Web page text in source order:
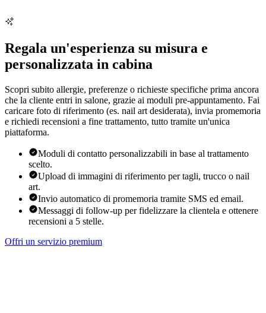
Regala un'esperienza su misura e
personalizzata in cabina
Scopri subito allergie, preferenze o richieste specifiche prima ancora
che la cliente entri in salone, grazie ai moduli pre-appuntamento. Fai
caricare foto di riferimento (es. nail art desiderata), invia promemoria
e richiedi recensioni a fine trattamento, tutto tramite un'unica
piattaforma.
Moduli di contatto personalizzabili in base al trattamento
scelto.
Upload di immagini di riferimento per tagli, trucco o nail
art.
Invio automatico di promemoria tramite SMS ed email.
Messaggi di follow-up per fidelizzare la clientela e ottenere
recensioni a 5 stelle.
Offri un servizio premium